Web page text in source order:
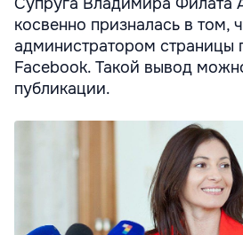
косвенно призналась в том,
администратором страницы
Facebook. Такой вывод
публикации.